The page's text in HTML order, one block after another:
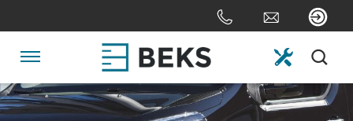
to
content
Jump
HOME